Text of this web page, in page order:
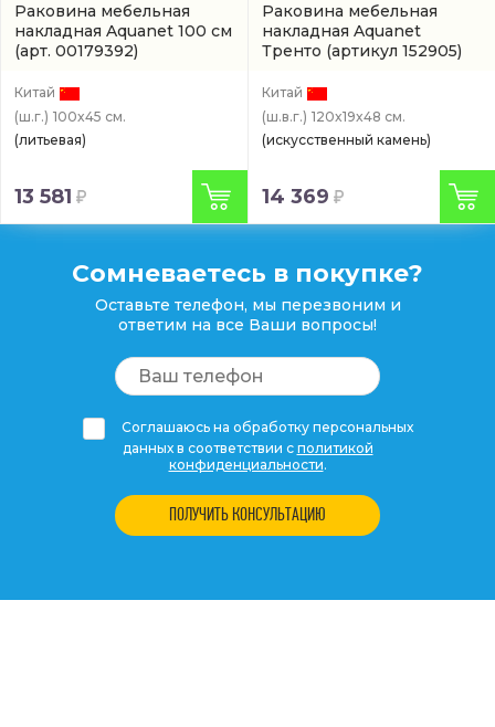
Раковина мебельная
накладная Aquanet 100 см
(арт. 00179392)
Китай
(ш.г.) 100x45 см.
(литьевая)
13 581
Раковина мебельная
накладная Aquanet
Тренто (артикул 152905)
Китай
(ш.в.г.) 120x19x48 см.
(искусственный камень)
14 369
Сомневаетесь в покупке?
Оставьте телефон, мы перезвоним и
ответим на все Ваши вопросы!
Соглашаюсь на обработку персональных
данных в соответствии с политикой
конфиденциальности.
ПОЛУЧИТЬ КОНСУЛЬТАЦИЮ